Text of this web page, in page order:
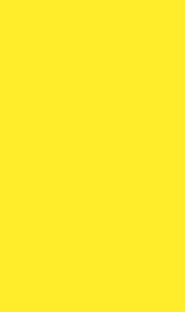
Stati Uniti. I
ancora più
in Europa e fino a
sono i prezzi per
trattamento di
Dipende da cosa